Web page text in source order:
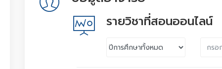
รายวิชาที่สอนออนไลน์